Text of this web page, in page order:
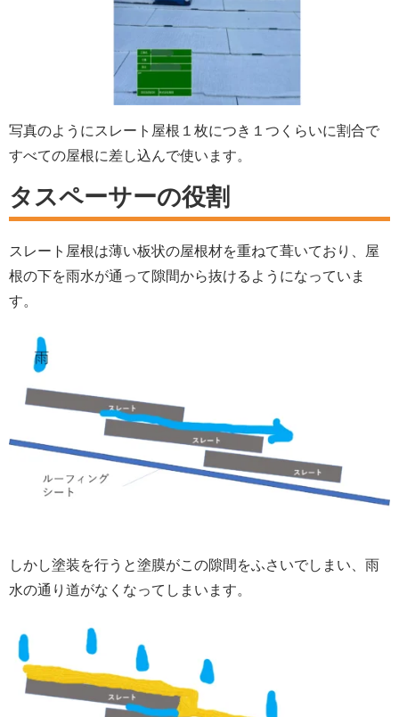
写真のようにスレート屋根１枚につき１つくらいに割合で
すべての屋根に差し込んで使います。
タスペーサーの役割
スレート屋根は薄い板状の屋根材を重ねて葺いており、屋
根の下を雨水が通って隙間から抜けるようになっていま
す。
しかし塗装を行うと塗膜がこの隙間をふさいでしまい、雨
水の通り道がなくなってしまいます。